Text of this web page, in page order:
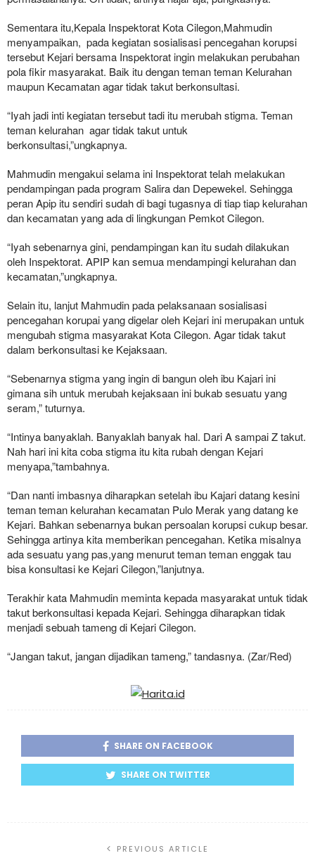
Sementara itu,Kepala Inspektorat Kota Cilegon,Mahmudin
menyampaikan, pada kegiatan sosialisasi pencegahan korupsi
tersebut Kejari bersama Inspektorat ingin melakukan perubahan
pola fikir masyarakat. Baik itu dengan teman teman Kelurahan
maupun Kecamatan agar tidak takut berkonsultasi.
“Iyah jadi inti kegiatan tersebut tadi itu merubah stigma. Teman
teman kelurahan agar tidak takut untuk
berkonsultasi,”ungkapnya.
Mahmudin mengakui selama ini Inspektorat telah melakukan
pendampingan pada program Salira dan Depewekel. Sehingga
peran Apip itu sendiri sudah di bagi tugasnya di tiap tiap kelurahan
dan kecamatan yang ada di lingkungan Pemkot Cilegon.
“Iyah sebenarnya gini, pendampingan kan itu sudah dilakukan
oleh Inspektorat. APIP kan semua mendampingi kelurahan dan
kecamatan,”ungkapnya.
Selain itu, lanjut Mahmudin pada pelaksanaan sosialisasi
pencegahan korupai yang digelar oleh Kejari ini merupakan untuk
mengubah stigma masyarakat Kota Cilegon. Agar tidak takut
dalam berkonsultasi ke Kejaksaan.
“Sebenarnya stigma yang ingin di bangun oleh ibu Kajari ini
gimana sih untuk merubah kejaksaan ini bukab sesuatu yang
seram,” tuturnya.
“Intinya banyaklah. Banyaklah banyak hal. Dari A sampai Z takut.
Nah hari ini kita coba stigma itu kita rubah dengan Kejari
menyapa,”tambahnya.
“Dan nanti imbasnya diharapkan setelah ibu Kajari datang kesini
teman teman kelurahan kecamatan Pulo Merak yang datang ke
Kejari. Bahkan sebenarnya bukan persoalan korupsi cukup besar.
Sehingga artinya kita memberikan pencegahan. Ketika misalnya
ada sesuatu yang pas,yang menurut teman teman enggak tau
bisa konsultasi ke Kejari Cilegon,”lanjutnya.
Terakhir kata Mahmudin meminta kepada masyarakat untuk tidak
takut berkonsultasi kepada Kejari. Sehingga diharapkan tidak
menjadi sebuah tameng di Kejari Cilegon.
“Jangan takut, jangan dijadikan tameng,” tandasnya. (Zar/Red)
SHARE ON FACEBOOK
SHARE ON TWITTER
PREVIOUS ARTICLE